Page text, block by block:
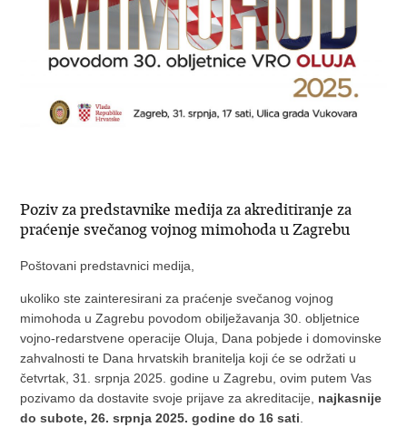
Poziv za predstavnike medija za akreditiranje za
praćenje svečanog vojnog mimohoda u Zagrebu
Poštovani predstavnici medija,
ukoliko ste zainteresirani za praćenje svečanog vojnog
mimohoda u Zagrebu povodom obilježavanja 30. obljetnice
vojno-redarstvene operacije Oluja, Dana pobjede i domovinske
zahvalnosti te Dana hrvatskih branitelja koji će se održati u
četvrtak, 31. srpnja 2025. godine u Zagrebu, ovim putem Vas
pozivamo da dostavite svoje prijave za akreditacije, najkasnije
do subote, 26. srpnja 2025. godine do 16 sati